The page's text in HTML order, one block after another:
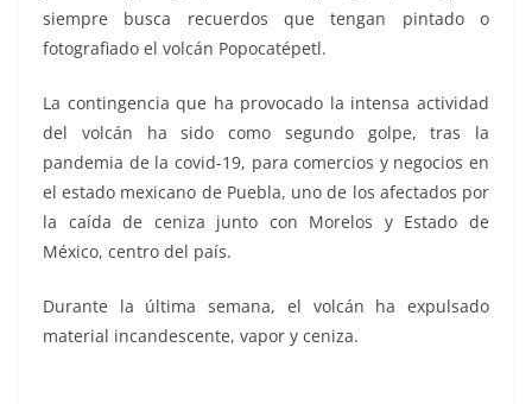
siempre busca recuerdos que tengan pintado o
fotografiado el volcán Popocatépetl.
La contingencia que ha provocado la intensa actividad
del volcán ha sido como segundo golpe, tras la
pandemia de la covid-19, para comercios y negocios en
el estado mexicano de Puebla, uno de los afectados por
la caída de ceniza junto con Morelos y Estado de
México, centro del país.
Durante la última semana, el volcán ha expulsado
material incandescente, vapor y ceniza.